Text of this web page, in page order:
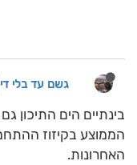
גשם עד בלי די
בינתיים הים התיכון
הממוצע בקיזוז
האחרונות.